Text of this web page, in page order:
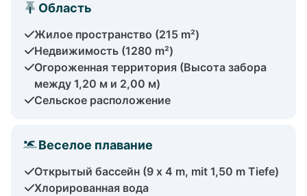
Область
Жилое пространство (215 m²)
Недвижимость (1280 m²)
Огороженная территория (Высота забора
между 1,20 м и 2,00 м)
Сельское расположение
Веселое плавание
Открытый бассейн (9 x 4 m, mit 1,50 m Tiefe)
Хлорированная вода